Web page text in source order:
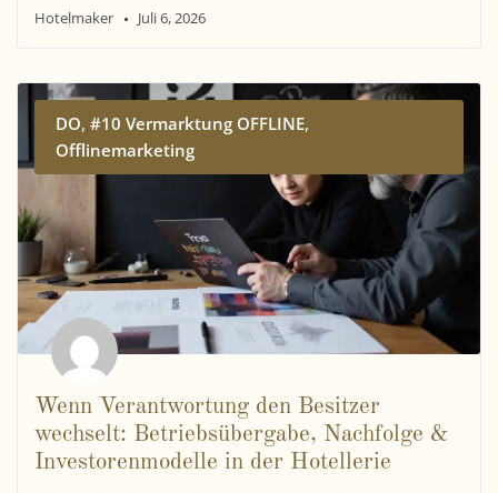
Hotelmaker Juli 6, 2026
DO,#10 Vermarktung OFFLINE,
Offlinemarketing
Wenn Verantwortung den Besitzer
wechselt: Betriebsübergabe, Nachfolge &
Investorenmodelle in der Hotellerie